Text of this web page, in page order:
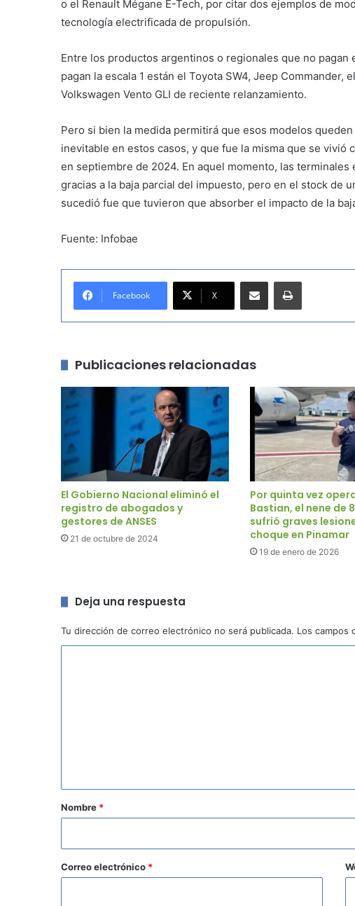
o el Renault Mégane E-Tech, por citar dos ejemplos de
tecnología electrificada de propulsión.
Entre los productos argentinos o regionales que no
pagan la escala 1 están el Toyota SW4, Jeep Commander,
Volkswagen Vento GLI de reciente relanzamiento.
Pero si bien la medida permitirá que esos modelos
inevitable en estos casos, y que fue la misma que se vivió
en septiembre de 2024. En aquel momento, las
gracias a la baja parcial del impuesto, pero en el stock de
sucedió fue que tuvieron que absorber el impacto de la
Fuente: Infobae
Facebook X
Publicaciones relacionadas
El Gobierno Nacional eliminó el
registro de abogados y
gestores de ANSES
21 de octubre de 2024
Por quinta vez
Bastian, el nene de
sufrió graves
choque en Pinamar
19 de enero de 2026
Deja una respuesta
Tu dirección de correo electrónico no será publicada. Los campos
r
o
*
Nombre *
Correo electrónico *